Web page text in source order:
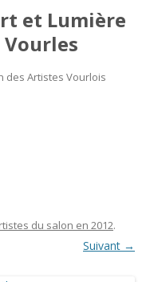
et Lumière
Vourles
des Artistes Vourlois
au contenu
du salon en 2012.
Suivant →